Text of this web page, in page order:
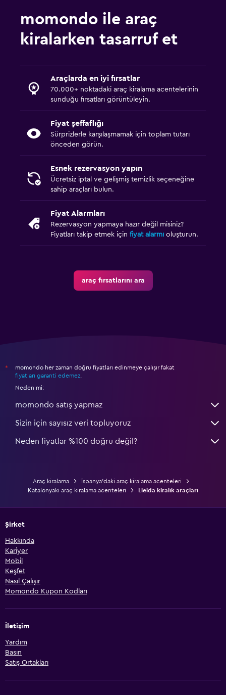
momondo ile araç
kiralarken tasarruf et
Araçlarda en iyi fırsatlar
70.000+ noktadaki araç kiralama acentelerinin
sunduğu fırsatları görüntüleyin.
Fiyat şeffaflığı
Sürprizlerle karşılaşmamak için toplam tutarı
önceden görün.
Esnek rezervasyon yapın
Ücretsiz iptal ve gelişmiş temizlik seçeneğine
sahip araçları bulun.
Fiyat Alarmları
Rezervasyon yapmaya hazır değil misiniz?
Fiyatları takip etmek için fiyat alarmı oluşturun.
araç fırsatlarını ara
*
momondo her zaman doğru fiyatları edinmeye çalışır fakat
fiyatları garanti edemez.
Neden mi:
momondo satış yapmaz
Sizin için sayısız veri topluyoruz
Neden fiyatlar %100 doğru değil?
Araç kiralama
İspanya'daki araç kiralama acenteleri
Katalonyaki araç kiralama acenteleri
Lleida kiralık araçları
Şirket
Hakkında
Kariyer
Mobil
Keşfet
Nasıl Çalışır
Momondo Kupon Kodları
İletişim
Yardım
Basın
Satış Ortakları